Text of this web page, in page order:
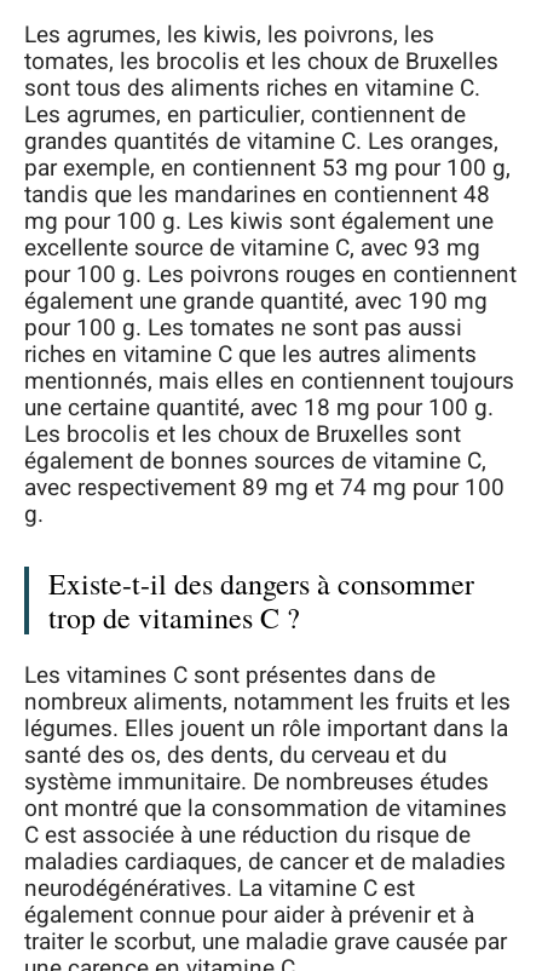
Les agrumes, les kiwis, les poivrons, les
tomates, les brocolis et les choux de Bruxelles
sont tous des aliments riches en vitamine C.
Les agrumes, en particulier, contiennent de
grandes quantités de vitamine C. Les oranges,
par exemple, en contiennent 53 mg pour 100 g,
tandis que les mandarines en contiennent 48
mg pour 100 g. Les kiwis sont également une
excellente source de vitamine C, avec 93 mg
pour 100 g. Les poivrons rouges en contiennent
également une grande quantité, avec 190 mg
pour 100 g. Les tomates ne sont pas aussi
riches en vitamine C que les autres aliments
mentionnés, mais elles en contiennent toujours
une certaine quantité, avec 18 mg pour 100 g.
Les brocolis et les choux de Bruxelles sont
également de bonnes sources de vitamine C,
avec respectivement 89 mg et 74 mg pour 100
g.
Existe-t-il des dangers à consommer
trop de vitamines C ?
Les vitamines C sont présentes dans de
nombreux aliments, notamment les fruits et les
légumes. Elles jouent un rôle important dans la
santé des os, des dents, du cerveau et du
système immunitaire. De nombreuses études
ont montré que la consommation de vitamines
C est associée à une réduction du risque de
maladies cardiaques, de cancer et de maladies
neurodégénératives. La vitamine C est
également connue pour aider à prévenir et à
traiter le scorbut, une maladie grave causée par